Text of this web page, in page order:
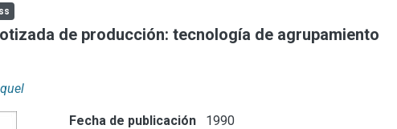
de producción: tecnología de agrupamiento
Fecha de publicación 1990